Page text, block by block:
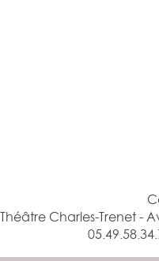
Théâtre Charles-Trenet -